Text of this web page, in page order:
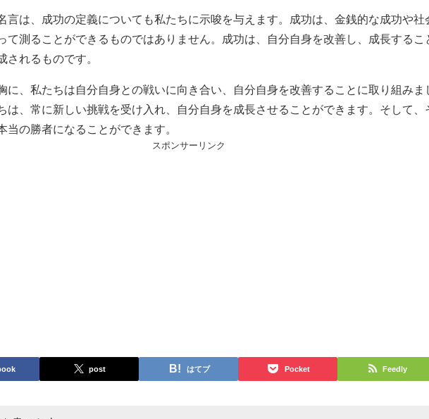
言は、成功の定義についても私たちに示唆を与えます。成功は、金銭的な成功や社
て測ることができるものではありません。成功は、自分自身を改善し、成長するこ
されるものです。
に、私たちは自分自身との戦いに向き合い、自分自身を改善することに取り組みま
は、常に新しい挑戦を受け入れ、自分自身を成長させることができます。そして、
当の勝者になることができます。
スポンサーリンク
post はてブ Pocket Feedly